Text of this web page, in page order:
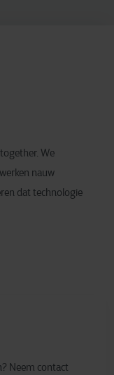
We
nauw
dat technologie
Neem contact